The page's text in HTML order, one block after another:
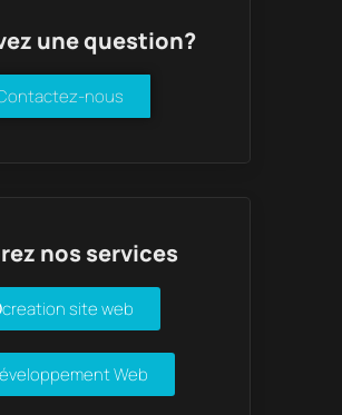
une question?
nous
nos services
creation site web
Web